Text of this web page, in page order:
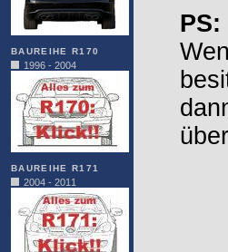
BAUREIHE R170
1996 - 2004
BAUREIHE R171
2004 - 2011
PS: